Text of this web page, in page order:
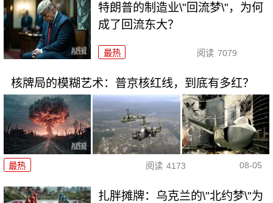
特朗普的制造业\"回流梦\"，为何
成了回流东大？
最热 阅读 7079
核牌局的模糊艺术：普京核红线，到底有多红？
最热 阅读 4173 08-05
扎胖摊牌：乌克兰的\"北约梦\"为